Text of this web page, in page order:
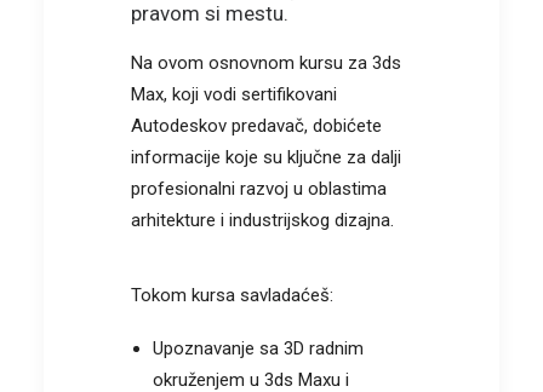
pravom si mestu.
Na ovom osnovnom kursu za 3ds
Max, koji vodi sertifikovani
Autodeskov predavač, dobićete
informacije koje su ključne za dalji
profesionalni razvoj u oblastima
arhitekture i industrijskog dizajna.
Tokom kursa savladaćeš:
Upoznavanje sa 3D radnim
okruženjem u 3ds Maxu i